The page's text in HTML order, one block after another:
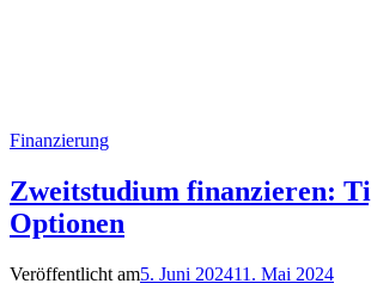
Finanzierung
Zweitstudium finanzieren:
Optionen
Veröffentlicht am5. Juni 202411. Mai 2024